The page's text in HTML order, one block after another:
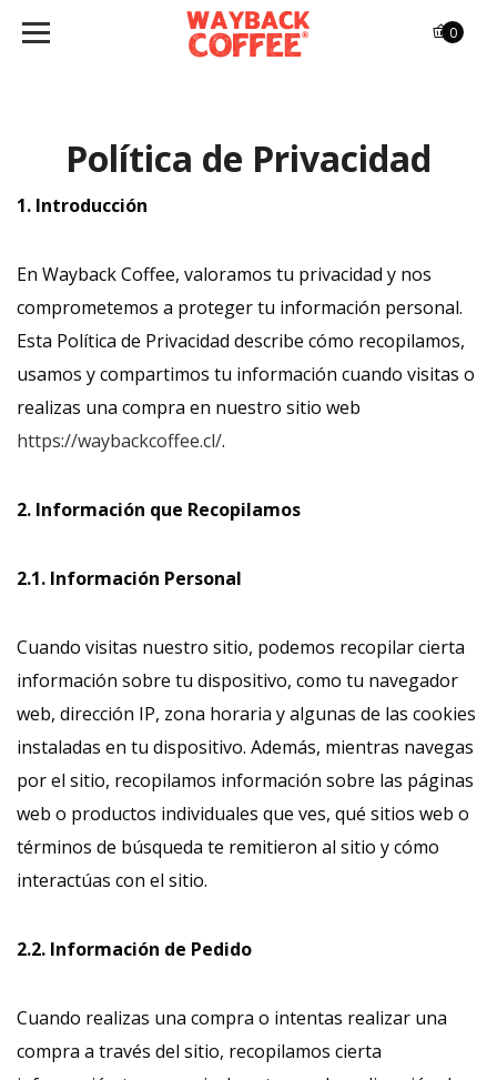
0
Política de Privacidad
1. Introducción
En Wayback Coffee, valoramos tu privacidad y nos
comprometemos a proteger tu información personal.
Esta Política de Privacidad describe cómo recopilamos,
usamos y compartimos tu información cuando visitas o
realizas una compra en nuestro sitio web
https://waybackcoffee.cl/.
2. Información que Recopilamos
2.1. Información Personal
Cuando visitas nuestro sitio, podemos recopilar cierta
información sobre tu dispositivo, como tu navegador
web, dirección IP, zona horaria y algunas de las cookies
instaladas en tu dispositivo. Además, mientras navegas
por el sitio, recopilamos información sobre las páginas
web o productos individuales que ves, qué sitios web o
términos de búsqueda te remitieron al sitio y cómo
interactúas con el sitio.
2.2. Información de Pedido
Cuando realizas una compra o intentas realizar una
compra a través del sitio, recopilamos cierta